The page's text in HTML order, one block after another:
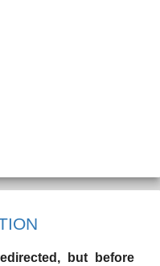
but before